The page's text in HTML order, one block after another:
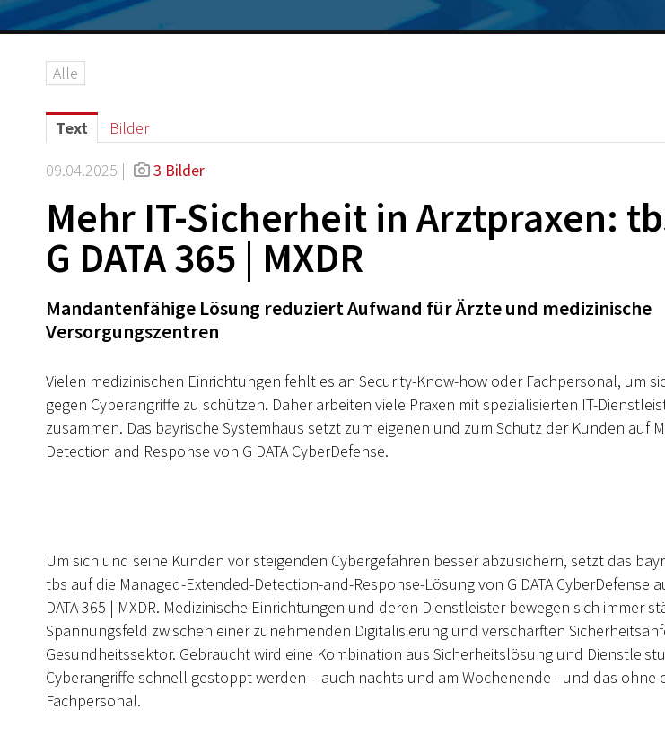
Alle
Text Bilder
09.04.2025 | 3 Bilder
Mehr IT-Sicherheit in Arztpraxen:
G DATA 365 | MXDR
Mandantenfähige Lösung reduziert Aufwand für Ärzte und medizinische
Versorgungszentren
Vielen medizinischen Einrichtungen fehlt es an Security-Know-how oder Fachpersonal, um
gegen Cyberangriffe zu schützen. Daher arbeiten viele Praxen mit spezialisierten IT-
zusammen. Das bayrische Systemhaus setzt zum eigenen und zum Schutz der Kunden auf
Detection and Response von G DATA CyberDefense.
Um sich und seine Kunden vor steigenden Cybergefahren besser abzusichern, setzt das
tbs auf die Managed-Extended-Detection-and-Response-Lösung von G DATA CyberDefense
DATA 365 | MXDR. Medizinische Einrichtungen und deren Dienstleister bewegen sich immer
Spannungsfeld zwischen einer zunehmenden Digitalisierung und verschärften
Gesundheitssektor. Gebraucht wird eine Kombination aus Sicherheitslösung und
Cyberangriffe schnell gestoppt werden – auch nachts und am Wochenende - und das ohne
Fachpersonal.